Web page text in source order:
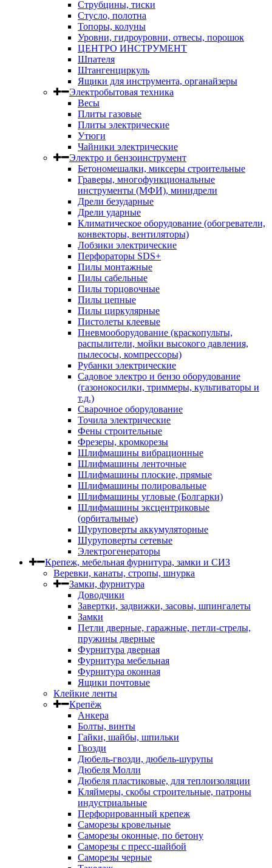
Струбцины, тиски
Стусло, полотна
Топоры, колуны
Уровни, гидроуровни, отвесы, порошок
ЦЕНТРО ИНСТРУМЕНТ
Шпателя
Штангенциркуль
Ящики для инструмента, органайзеры
Электробытовая техника
Весы
Плиты газовые
Плиты электрические
Утюги
Чайники электрические
Электро и бензоинструмент
Бетономешалки, миксеры строительные
Граверы, многофункциональные
инструменты (МФИ), минидрели
Дрели безударные
Дрели ударные
Климатическое оборудование (обогреватели,
конвекторы, вентиляторы)
Лобзики электрические
Перфораторы SDS+
Пилы монтажные
Пилы сабельные
Пилы торцовочные
Пилы цепные
Пилы циркулярные
Пистолеты клеевые
Пневмооборудование (краскопульты,
распылители, мойки высокого давления,
пылесосы, компрессоры)
Рубанки электрические
Садовое электро и бензо оборудование
(газонокосилки, триммеры, культиваторы и
т.д.)
Сварочное оборудование
Точила электрические
Фены строительные
Фрезеры, кромкорезы
Шлифмашины вибрационные
Шлифмашины ленточные
Шлифмашины плоские, прямые
Шлифмашины полировальные
Шлифмашины угловые (Болгарки)
Шлифмашины эксцентриковые
(орбитальные)
Шуруповерты аккумуляторные
Шуруповерты сетевые
Электрогенераторы
Крепеж, мебельная фурнитура, замки и СИЗ
Веревки, канаты, стропы, шнурка
Замки, фурнитура
Доводчики
Завертки, задвижки, засовы, шпингалеты
Замки
Петли дверные, гаражные, петли-стрелы,
пружины дверные
Фурнитура дверная
Фурнитура мебельная
Фурнитура оконная
Ящики почтовые
Клейкие ленты
Крепёж
Анкера
Болты, винты
Гайки, шайбы, шпильки
Гвозди
Дюбель-гвозди, дюбель-шурупы
Дюбеля Молли
Дюбеля пластиковые, для теплоизоляции
Кляймеры, скобы строительные, патроны
индустриальные
Перфорированный крепеж
Саморезы кровельные
Саморезы оконные, по бетону
Саморезы с пресс-шайбой
Саморезы черные